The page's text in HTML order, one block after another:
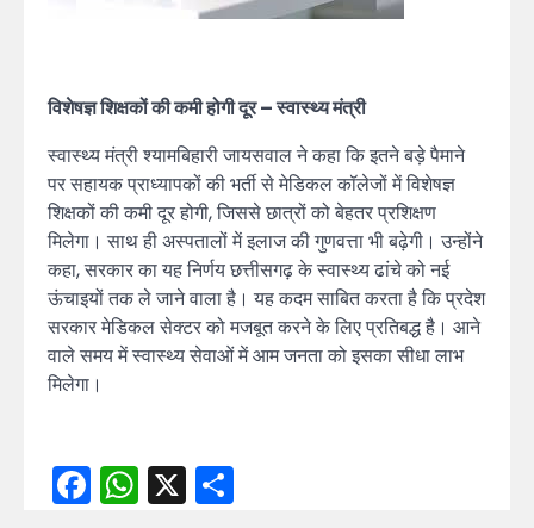
विशेषज्ञ शिक्षकों की कमी होगी दूर – स्वास्थ्य मंत्री
स्वास्थ्य मंत्री श्यामबिहारी जायसवाल ने कहा कि इतने बड़े पैमाने
पर सहायक प्राध्यापकों की भर्ती से मेडिकल कॉलेजों में विशेषज्ञ
शिक्षकों की कमी दूर होगी, जिससे छात्रों को बेहतर प्रशिक्षण
मिलेगा। साथ ही अस्पतालों में इलाज की गुणवत्ता भी बढ़ेगी। उन्होंने
कहा, सरकार का यह निर्णय छत्तीसगढ़ के स्वास्थ्य ढांचे को नई
ऊंचाइयों तक ले जाने वाला है। यह कदम साबित करता है कि प्रदेश
सरकार मेडिकल सेक्टर को मजबूत करने के लिए प्रतिबद्ध है। आने
वाले समय में स्वास्थ्य सेवाओं में आम जनता को इसका सीधा लाभ
मिलेगा।
Facebook
WhatsApp
X